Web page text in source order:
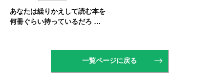
あなたは繰りかえして読む本を
何冊ぐらい持っているだろ …
一覧ページに戻る